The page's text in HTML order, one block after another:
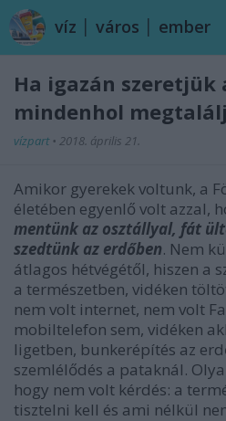
víz │ város │ ember
Ha igazán szeretjük
mindenhol
vízpart • 2018. április 21.
Amikor gyerekek voltunk, a
életében egyenlő volt azzal,
mentünk az osztállyal, fát
szedtünk az erdőben. Nem
átlagos hétvégétől, hiszen a
a természetben, vidéken
nem volt internet, nem volt
mobiltelefon sem, vidéken
ligetben, bunkerépítés az
szemlélődés a pataknál.
hogy nem volt kérdés: a
tisztelni kell és ami nélkül